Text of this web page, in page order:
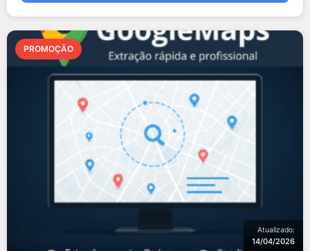
PROMOÇÃO
Atualizado:
14/04/2026